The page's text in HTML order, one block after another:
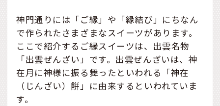
神門通りには「ご縁」や「縁結び」にちなん
で作られたさまざまなスイーツがあります。
ここで紹介するご縁スイーツは、出雲名物
「出雲ぜんざい」です。出雲ぜんざいは、神
在月に神様に振る舞ったといわれる「神在
（じんざい）餅」に由来するといわれていま
す。